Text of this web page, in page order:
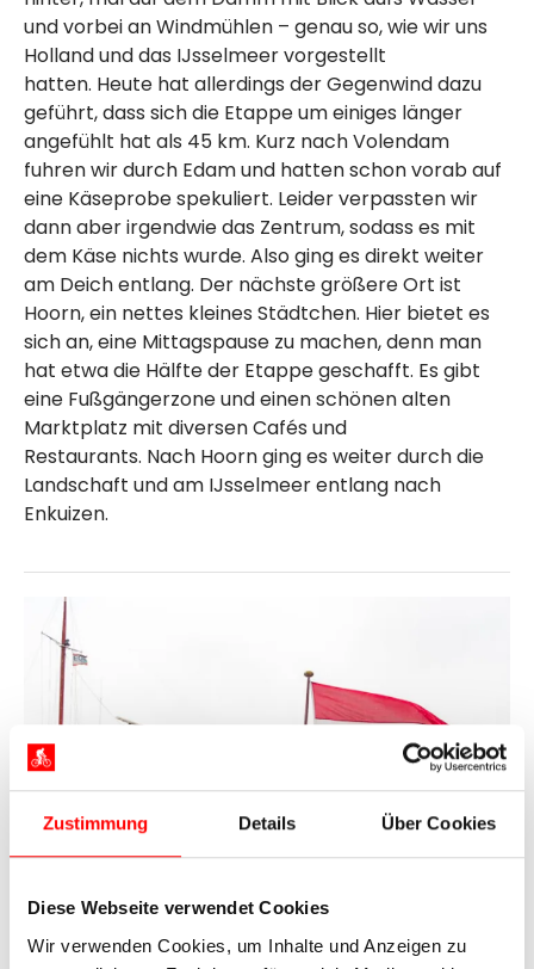
Zustimmung Details Über Cookies
Diese Webseite verwendet Cookies
Wir verwenden Cookies, um Inhalte und Anzeigen zu
und vorbei an Windmühlen – genau so, wie wir uns
Holland und das IJsselmeer vorgestellt
hatten. Heute hat allerdings der Gegenwind dazu
geführt, dass sich die Etappe um einiges länger
angefühlt hat als 45 km. Kurz nach Volendam
fuhren wir durch Edam und hatten schon vorab auf
eine Käseprobe spekuliert. Leider verpassten wir
dann aber irgendwie das Zentrum, sodass es mit
dem Käse nichts wurde. Also ging es direkt weiter
am Deich entlang. Der nächste größere Ort ist
Hoorn, ein nettes kleines Städtchen. Hier bietet es
sich an, eine Mittagspause zu machen, denn man
hat etwa die Hälfte der Etappe geschafft. Es gibt
eine Fußgängerzone und einen schönen alten
Marktplatz mit diversen Cafés und
Restaurants. Nach Hoorn ging es weiter durch die
Landschaft und am IJsselmeer entlang nach
Enkuizen.